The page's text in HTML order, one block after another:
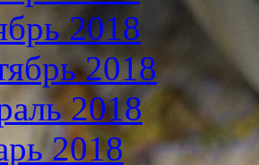
2018
2018
2018
2018